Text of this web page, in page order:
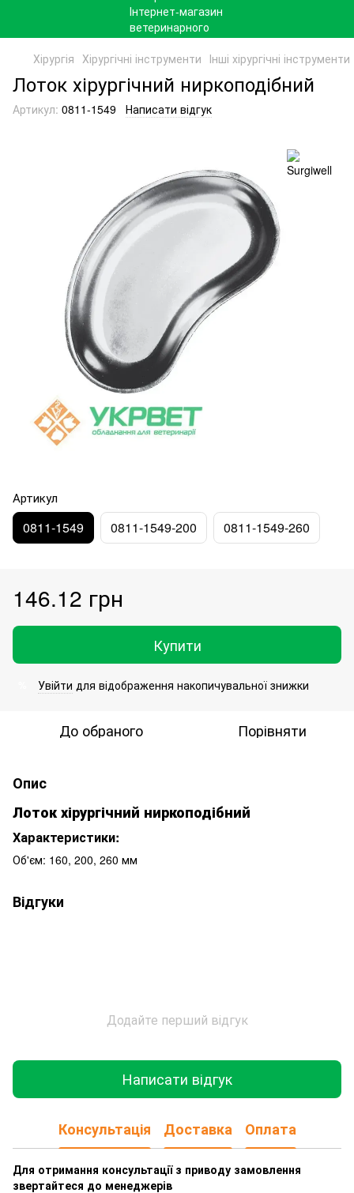
Хірургія Хірургічні інструменти Інші хірургічні інструменти
Лоток хірургічний ниркоподібний
Артикул: 0811-1549 Написати відгук
Артикул
0811-1549 0811-1549-200 0811-1549-260
146.12 грн
Купити
Увійти для відображення накопичувальної знижки
До обраного Порівняти
Опис
Лоток хірургічний ниркоподібний
Характеристики:
Об'єм: 160, 200, 260 мм
Відгуки
Додайте перший відгук
Написати відгук
Консультація Доставка Оплата
Для отримання консультації з приводу замовлення
звертайтеся до менеджерів